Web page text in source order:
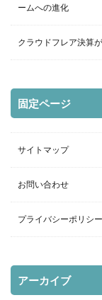
ームへの進化
クラウドフレア決算
固定ページ
サイトマップ
お問い合わせ
プライバシーポリシー
アーカイブ